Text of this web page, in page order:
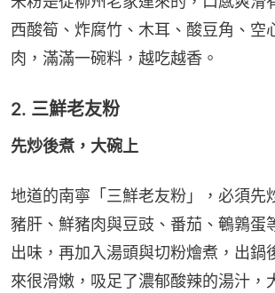
西酸筍、炸腐竹、木耳、酸豆角、空
肉，滿滿一碗料，越吃越香。
2. 三鮮老友粉
先炒後煮，大碗上
地道的南寧「三鮮老友粉」，必須先
豬肝、鮮豬肉與豆豉、番茄、鵪鶉蛋
出味，再加入湯頭與切粉燴煮，出鍋
來很滑嫩，吸足了濃郁酸辣的湯汁，